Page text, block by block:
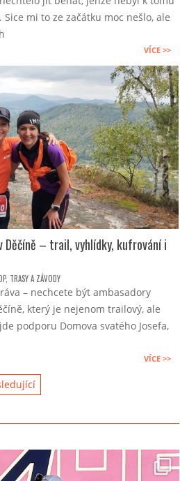
mi to ze začátku moc nešlo, ale
VÍCE >>
Děčíně – trail, vyhlídky, kufrování i
, TRASY A ZÁVODY
– nechcete být ambasadory
který je nejenom trailový, ale
podporu Domova svatého Josefa,
VÍCE >>